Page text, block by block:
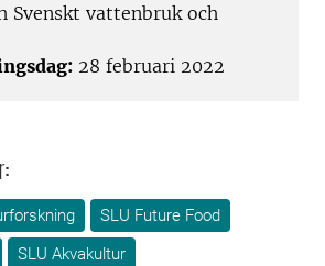
Svenskt vattenbruk och
28 februari 2022
SLU Future Food
SLU Akvakultur